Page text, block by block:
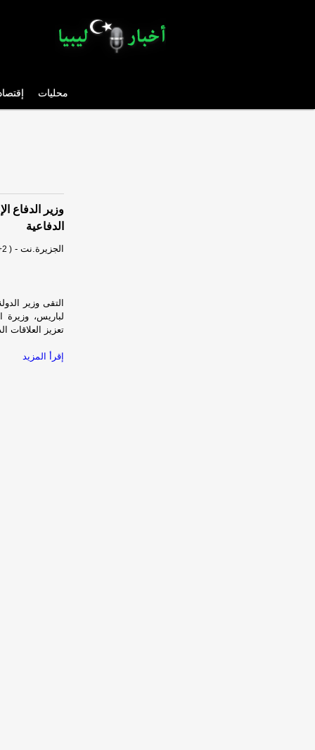
محليات
وزير الدفاع
الدفاعية
الجزيرة.نت -
)
التقى وزير
لباريس، وزيرة
تعزيز العلاقات
إقرأ المزيد